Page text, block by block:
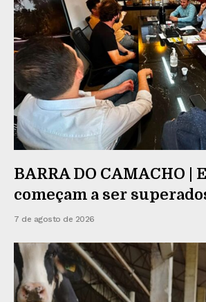
BARRA DO CAMACHO |
começam a ser
7 de agosto de 2026